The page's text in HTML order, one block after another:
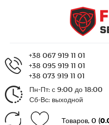
+38 067 919 11 01
+38 095 919 11 01
+38 073 919 11 01
Пн-Пт: с 9:00 до 18:00
Сб-Вс: выходной
Товаров, 0 (